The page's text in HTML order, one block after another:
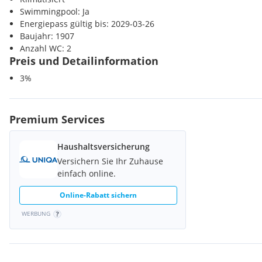
Swimmingpool: Ja
Energiepass gültig bis: 2029-03-26
Baujahr: 1907
Anzahl WC: 2
Preis und Detailinformation
3%
Premium Services
Haushaltsversicherung
Versichern Sie Ihr Zuhause
einfach online.
Online-Rabatt sichern
WERBUNG